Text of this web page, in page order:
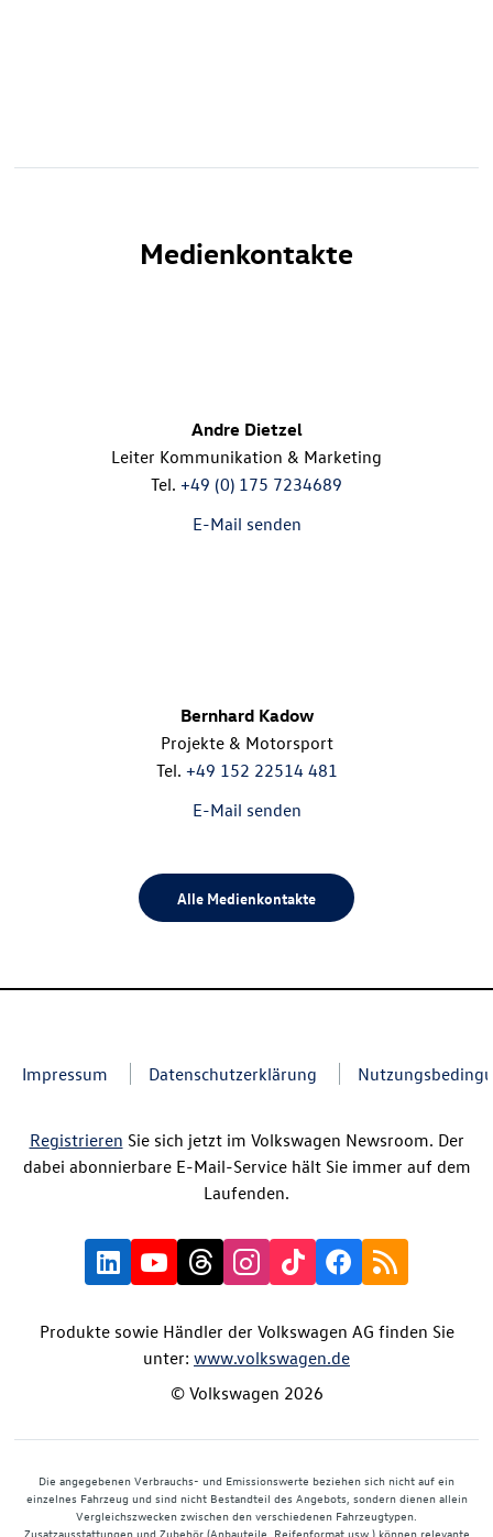
Medienkontakte
Andre Dietzel
Leiter Kommunikation & Marketing
Tel. +49 (0) 175 7234689
E-Mail senden
Bernhard Kadow
Projekte & Motorsport
Tel. +49 152 22514 481
E-Mail senden
Alle Medienkontakte
Impressum Datenschutzerklärung
Registrieren Sie sich jetzt im Volkswagen Newsroom. Der
dabei abonnierbare E-Mail-Service hält Sie immer auf dem
Laufenden.
Produkte sowie Händler der Volkswagen AG finden Sie
unter: www.volkswagen.de
© Volkswagen 2026
Die angegebenen Verbrauchs- und Emissionswerte beziehen sich nicht auf ein
einzelnes Fahrzeug und sind nicht Bestandteil des Angebots, sondern dienen allein
Vergleichszwecken zwischen den verschiedenen Fahrzeugtypen.
Zusatzausstattungen und Zubehör (Anbauteile, Reifenformat usw.) können relevante